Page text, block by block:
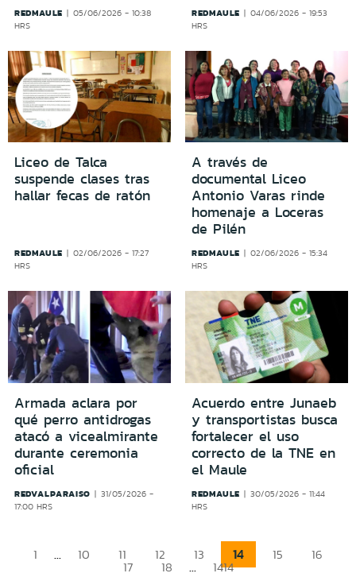
REDMAULE
05/06/2026 - 10:38
HRS
REDMAULE
04/06/2026 - 19:53
HRS
Liceo de Talca
suspende clases tras
hallar fecas de ratón
REDMAULE
02/06/2026 - 17:27
HRS
A través de
documental Liceo
Antonio Varas rinde
homenaje a Loceras
de Pilén
REDMAULE
02/06/2026 - 15:34
HRS
Armada aclara por
qué perro antidrogas
atacó a vicealmirante
durante ceremonia
oficial
REDVALPARAISO
31/05/2026 -
17:00 HRS
Acuerdo entre Junaeb
y transportistas busca
fortalecer el uso
correcto de la TNE en
el Maule
REDMAULE
30/05/2026 - 11:44
HRS
1 ... 10 11 12 13 14 15 16
17 18 ... 1414